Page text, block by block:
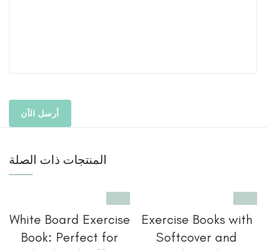
المنتجات ذات الصلة
Exercise Books with
Softcover and
White Board Exercise
Book: Perfect for